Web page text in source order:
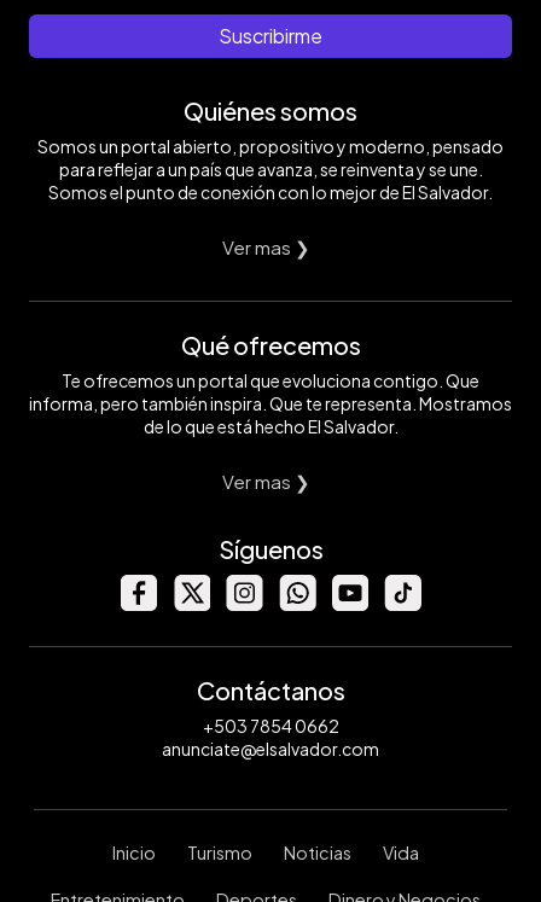
Suscribirme
Quiénes somos
Somos un portal abierto, propositivo y moderno, pensado
para reflejar a un país que avanza, se reinventa y se une.
Somos el punto de conexión con lo mejor de El Salvador.
Ver mas ❯
Qué ofrecemos
Te ofrecemos un portal que evoluciona contigo. Que
informa, pero también inspira. Que te representa. Mostramos
de lo que está hecho El Salvador.
Ver mas ❯
Síguenos
Contáctanos
+503 7854 0662
anunciate@elsalvador.com
Inicio Turismo Noticias Vida